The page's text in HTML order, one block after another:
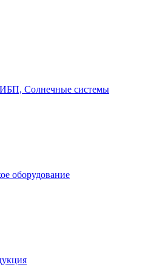
ИБП, Солнечные системы
оборудование